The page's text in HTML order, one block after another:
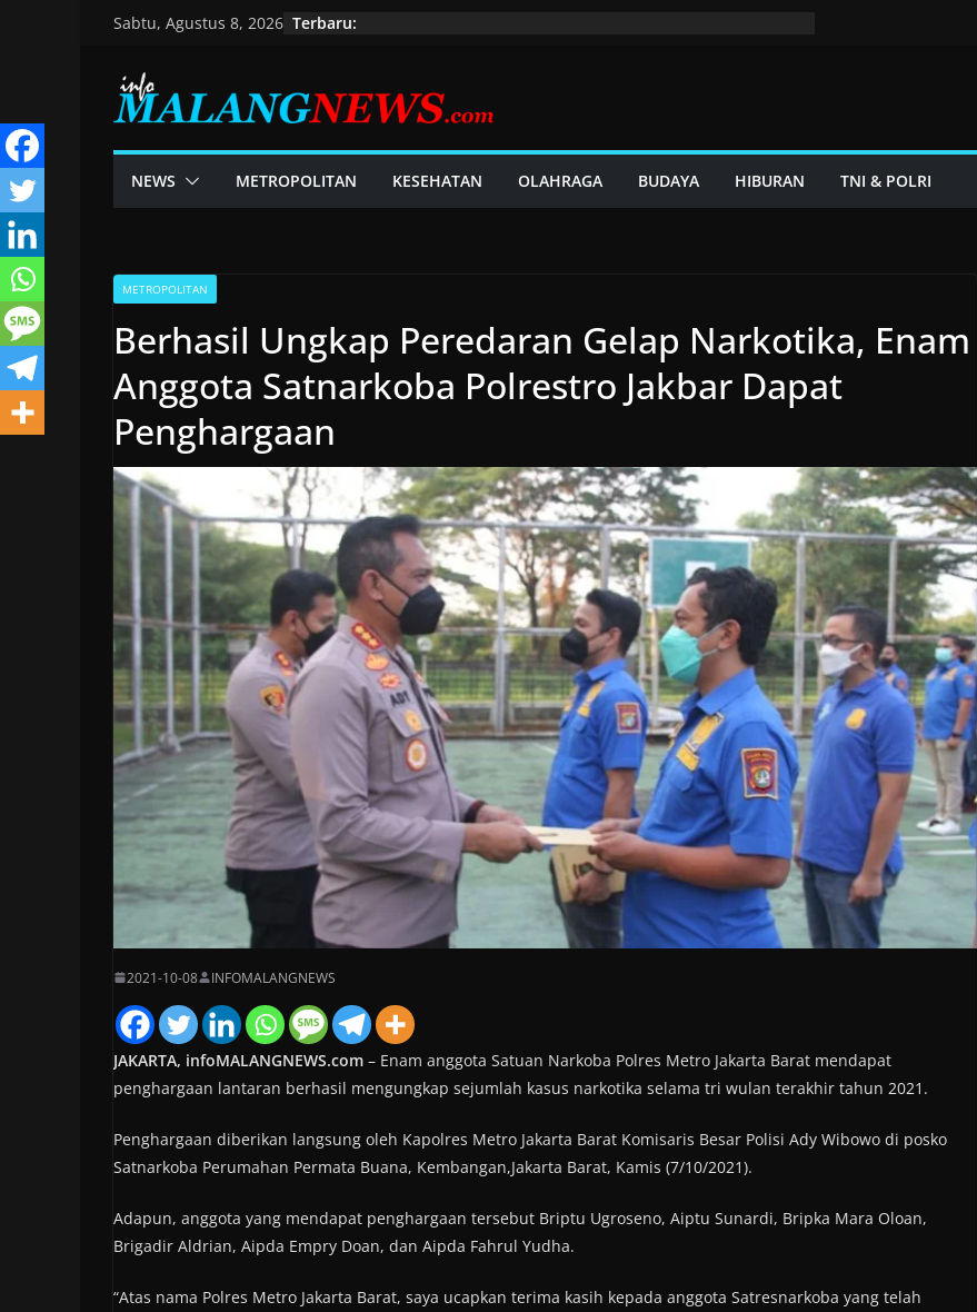
content
Sabtu, Agustus 8, 2026 Terbaru:
NEWS METROPOLITAN KESEHATAN OLAHRAGA BUDAYA HIBURAN TNI & POLRI
METROPOLITAN
Berhasil Ungkap Peredaran Gelap Narkotika, Enam
Anggota Satnarkoba Polrestro Jakbar Dapat
Penghargaan
2021-10-08 INFOMALANGNEWS
JAKARTA, infoMALANGNEWS.com – Enam anggota Satuan Narkoba Polres Metro Jakarta Barat mendapat
penghargaan lantaran berhasil mengungkap sejumlah kasus narkotika selama tri wulan terakhir tahun 2021.
Penghargaan diberikan langsung oleh Kapolres Metro Jakarta Barat Komisaris Besar Polisi Ady Wibowo di posko
Satnarkoba Perumahan Permata Buana, Kembangan,Jakarta Barat, Kamis (7/10/2021).
Adapun, anggota yang mendapat penghargaan tersebut Briptu Ugroseno, Aiptu Sunardi, Bripka Mara Oloan,
Brigadir Aldrian, Aipda Empry Doan, dan Aipda Fahrul Yudha.
“Atas nama Polres Metro Jakarta Barat, saya ucapkan terima kasih kepada anggota Satresnarkoba yang telah